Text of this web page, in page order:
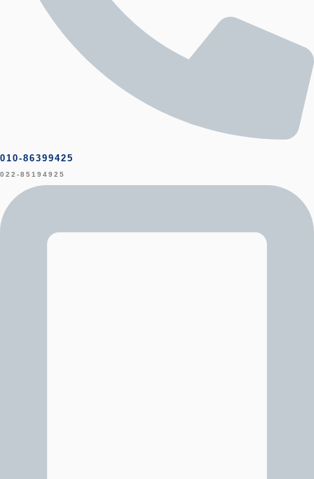
010-86399425
022-85194925